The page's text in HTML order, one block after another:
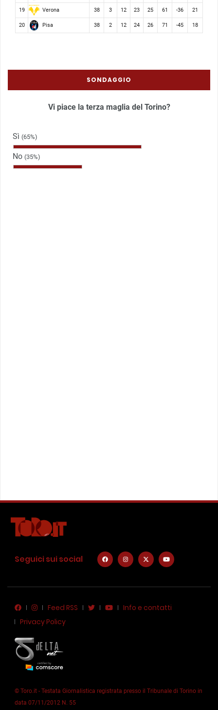
19 Verona 38 3 12 23 25 61 -36 21
20 Pisa 38 2 12 24 26 71 -45 18
SONDAGGIO
Vi piace la terza maglia del Torino?
Sì (65%)
No (35%)
Seguici sui social
Feed RSS
Info e contatti
Privacy Policy
© Toro.it - Testata Giornalistica registrata presso il Tribunale di Torino in
data 07/11/2012 N. 55